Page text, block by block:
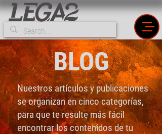
BLOG
Nuestros artículos y publicaciones
se organizan en cinco categorías,
para que te resulte más fácil
encontrar los contenidos de tu